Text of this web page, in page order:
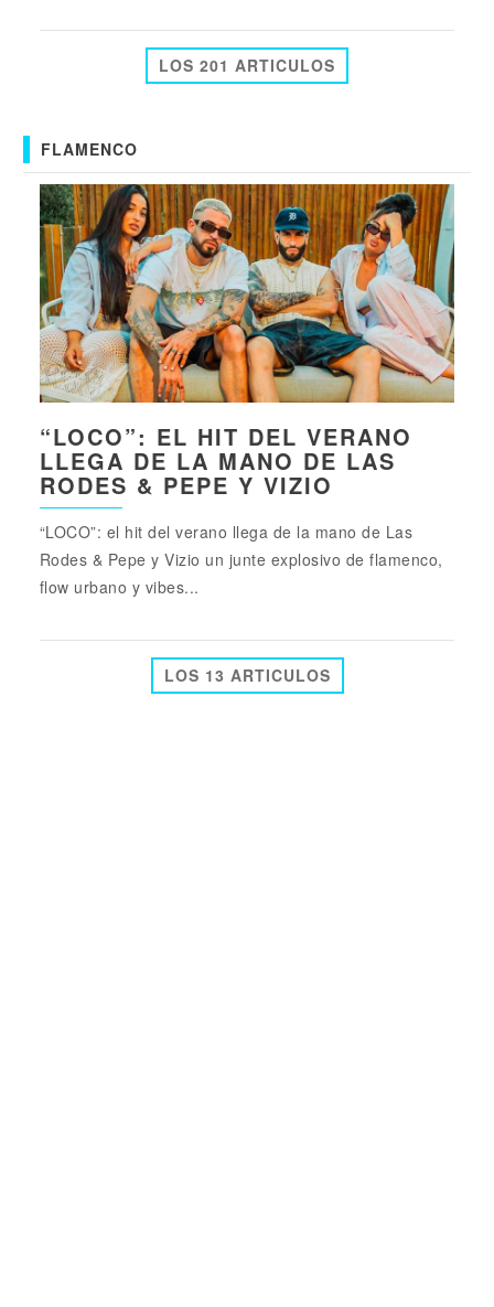
LOS 201 ARTICULOS
FLAMENCO
“LOCO”: EL HIT DEL VERANO
LLEGA DE LA MANO DE LAS
RODES & PEPE Y VIZIO
“LOCO”: el hit del verano llega de la mano de Las
Rodes & Pepe y Vizio un junte explosivo de flamenco,
flow urbano y vibes...
LOS 13 ARTICULOS